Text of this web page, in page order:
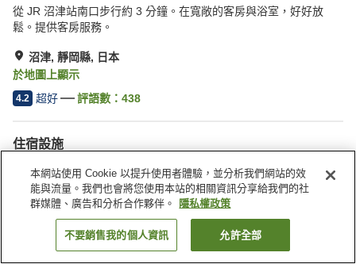
從 JR 沼津站南口步行約 3 分鐘。在寬敞的客房與浴室，好好放
鬆。提供客房服務。
沼津, 靜岡縣, 日本
於地圖上顯示
4.2 超好 評語數： 438
住宿設施
無線網路
距離車站約步行 5 分鐘內
酒吧
自動販賣機
找客房
本網站使用 Cookie 以提升使用者體驗，並分析我們網站的效
能與流量。我們也會將您使用本站的相關資訊分享給我們的社
群媒體、廣告和分析合作夥伴。
隱私權政策
不要銷售我的個人資訊 允許全部